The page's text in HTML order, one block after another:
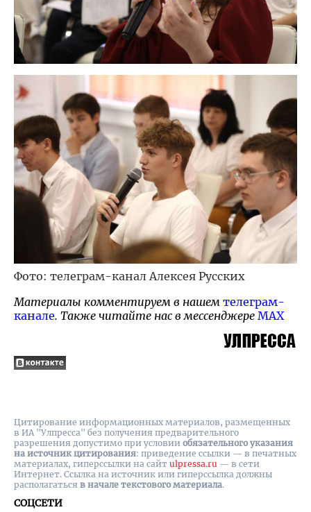
Фото: телеграм-канал Алексея Русских
Материалы комментируем в нашем телеграм-
канале. Также читайте нас в мессенджере MAX
СОЦСЕТИ
Цитирование информационных материалов, размещенных
в ИА "Улпресса" без получения предварительного
разрешения допустимо при условии обязательного указания
на источник цитирования: приведение ссылки — в печатных
материалах, гиперссылки на cайт ulpressa.ru — в сети
Интернет. Ссылка на источник или гиперссылка должны
располагаться в начале текстового материала.